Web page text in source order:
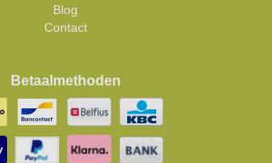
Blog
Contact
Betaalmethoden